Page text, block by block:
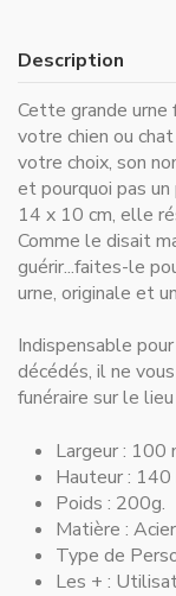
Description
Cette grande urne
votre chien ou
votre choix, son
et pourquoi pas
14 x 10 cm, elle
Comme le disait
guérir...faites-le
urne, originale et
Indispensable pour
décédés, il ne
funéraire sur le
Largeur : 100
Hauteur : 140
Poids : 200g.
Matière :
Type de
Les + :